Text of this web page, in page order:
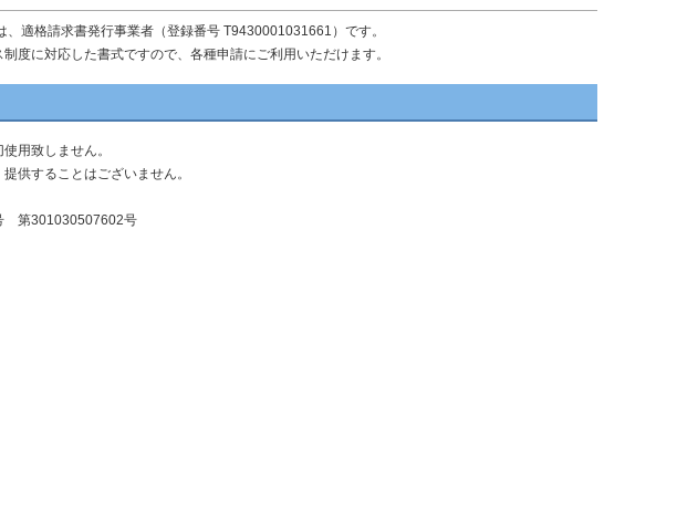
適格請求書発行事業者（登録番号 T9430001031661）です。
度に対応した書式ですので、各種申請にご利用いただけます。
用致しません。
供することはございません。
第301030507602号